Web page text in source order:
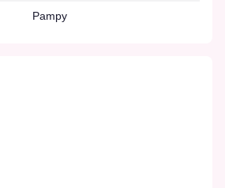
Pampy